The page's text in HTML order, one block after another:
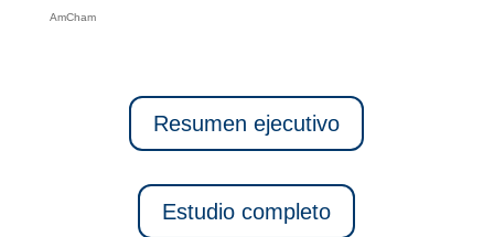
AmCham
Resumen ejecutivo
Estudio completo